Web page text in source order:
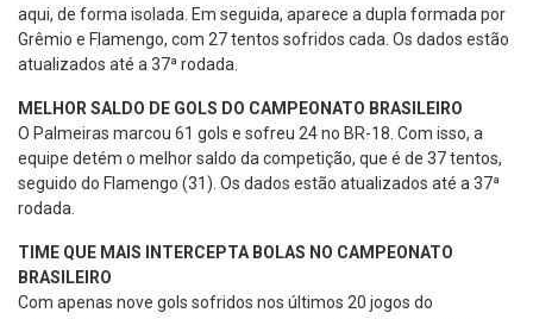
aqui, de forma isolada. Em seguida, aparece a dupla formada por
Grêmio e Flamengo, com 27 tentos sofridos cada. Os dados estão
atualizados até a 37ª rodada.
MELHOR SALDO DE GOLS DO CAMPEONATO BRASILEIRO
O Palmeiras marcou 61 gols e sofreu 24 no BR-18. Com isso, a
equipe detém o melhor saldo da competição, que é de 37 tentos,
seguido do Flamengo (31). Os dados estão atualizados até a 37ª
rodada.
TIME QUE MAIS INTERCEPTA BOLAS NO CAMPEONATO
BRASILEIRO
Com apenas nove gols sofridos nos últimos 20 jogos do